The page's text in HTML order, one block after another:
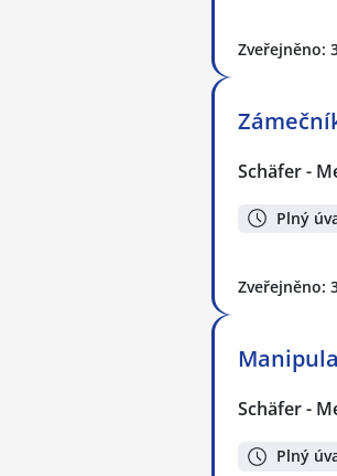
Zveřejněno:
Schäfer -
Plný
Zveřejněno:
Schäfer -
Plný